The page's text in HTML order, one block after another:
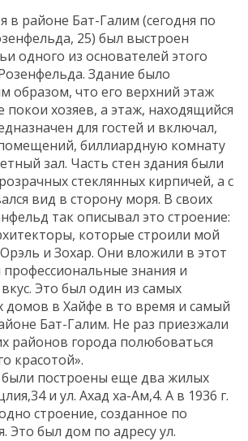
в районе Бат-Галим (сегодня по
25) был выстроен
одного из основателей этого
Здание было
образом, что его верхний этаж
хозяев, а этаж, находящийся
для гостей и включал,
биллиардную комнату
зал. Часть стен здания были
стеклянных кирпичей, а с
вид в сторону моря. В своих
так описывал это строение:
которые строили мой
и Зохар. Они вложили в этот
профессиональные знания и
Это был один из самых
домов в Хайфе в то время и самый
Бат-Галим. Не раз приезжали
районов города полюбоваться
красотой».
были построены еще два жилых
и ул. Ахад ха-Ам,4. А в 1936 г.
строение, созданное по
Это был дом по адресу ул.